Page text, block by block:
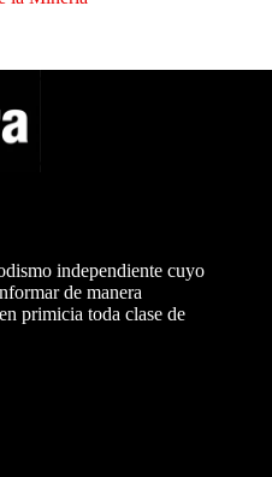
independiente cuyo
de manera
primicia toda clase de